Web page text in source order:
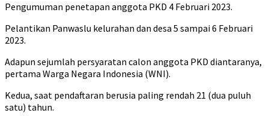
Pengumuman penetapan anggota PKD 4 Februari 2023.
Pelantikan Panwaslu kelurahan dan desa 5 sampai 6 Februari
2023.
Adapun sejumlah persyaratan calon anggota PKD diantaranya,
pertama Warga Negara Indonesia (WNI).
Kedua, saat pendaftaran berusia paling rendah 21 (dua puluh
satu) tahun.